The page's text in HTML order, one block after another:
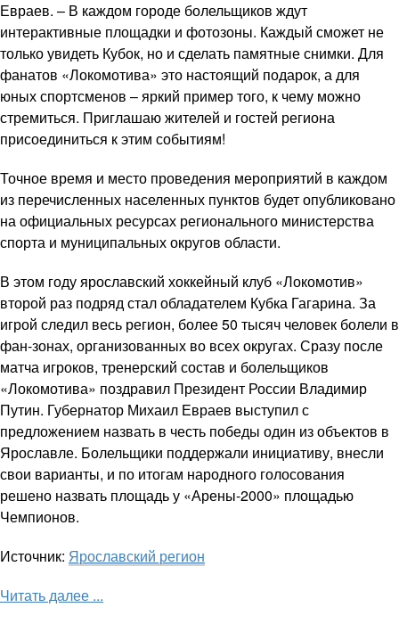
Евраев. – В каждом городе болельщиков ждут
интерактивные площадки и фотозоны. Каждый сможет не
только увидеть Кубок, но и сделать памятные снимки. Для
фанатов «Локомотива» это настоящий подарок, а для
юных спортсменов – яркий пример того, к чему можно
стремиться. Приглашаю жителей и гостей региона
присоединиться к этим событиям!
Точное время и место проведения мероприятий в каждом
из перечисленных населенных пунктов будет опубликовано
на официальных ресурсах регионального министерства
спорта и муниципальных округов области.
В этом году ярославский хоккейный клуб «Локомотив»
второй раз подряд стал обладателем Кубка Гагарина. За
игрой следил весь регион, более 50 тысяч человек болели в
фан-зонах, организованных во всех округах. Сразу после
матча игроков, тренерский состав и болельщиков
«Локомотива» поздравил Президент России Владимир
Путин. Губернатор Михаил Евраев выступил с
предложением назвать в честь победы один из объектов в
Ярославле. Болельщики поддержали инициативу, внесли
свои варианты, и по итогам народного голосования
решено назвать площадь у «Арены-2000» площадью
Чемпионов.
Источник: Ярославский регион
Читать далее ...